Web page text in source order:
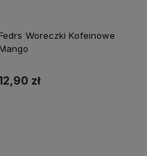
Fedrs Woreczki Kofeinowe
Mango
zł